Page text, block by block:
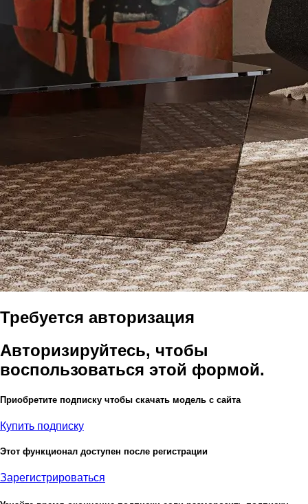
Требуется авторизация
Авторизируйтесь, чтобы
воспользоваться этой формой.
Приобретите подписку чтобы скачать модель с сайта
Купить подписку
Этот функционал доступен после регистрации
Зарегистрироваться